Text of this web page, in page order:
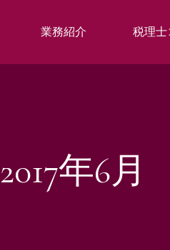
業務紹介 税理士
2017年6月